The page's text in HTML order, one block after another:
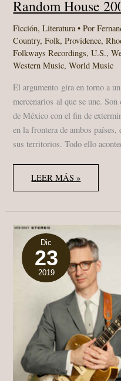
Random House
Ficción,Literatura• Por
Country,Folk,Providence,
Folkways Recordings,U.S.,
Western Music,World Music
El argumento gira en torno a
mercenarios al que se une.
de México con el fin de
en la frontera de ambos
sus territorios. Todo ello
CORMAC
MCCARTHY
“BLOOD
(1985)
DE
SANGRE”
ED.
RANDOM
HOUSE
2007
LEER MÁS »
Dic
23
2019